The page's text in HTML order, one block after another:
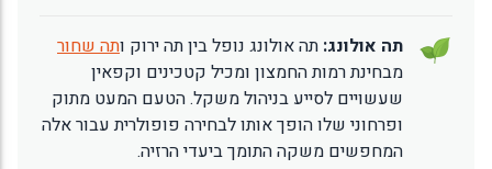
תה אולונג: תה אולונג נופל בין תה ירוק ותה שחור
מבחינת רמות החמצון ומכיל קטכינים וקפאין
שעשויים לסייע בניהול משקל. הטעם המעט מתוק
ופרחוני שלו הופך אותו לבחירה פופולרית עבור אלה
המחפשים משקה התומך ביעדי הרזיה.